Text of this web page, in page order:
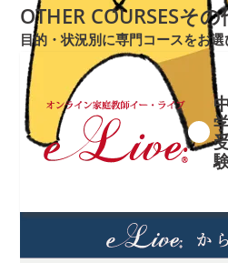
OTHER COURSESその
目的・状況別に専門コースをお選
➜➜